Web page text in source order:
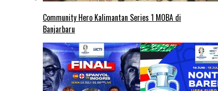
Community Hero Kalimantan Series 1 MOBA di
Banjarbaru